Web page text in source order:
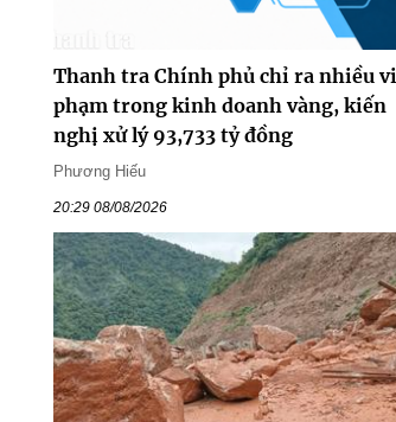
Thanh tra Chính phủ chỉ ra nhiều vi
phạm trong kinh doanh vàng, kiến
nghị xử lý 93,733 tỷ đồng
Phương Hiếu
20:29 08/08/2026